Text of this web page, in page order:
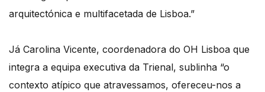
arquitectónica e multifacetada de Lisboa.”
Já Carolina Vicente, coordenadora do OH Lisboa que
integra a equipa executiva da Trienal, sublinha “o
contexto atípico que atravessamos, ofereceu-nos a